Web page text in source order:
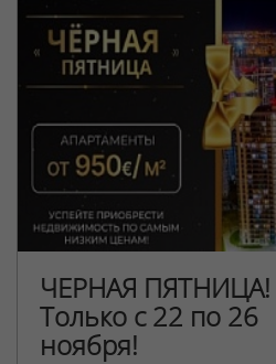
ЧЕРНАЯ ПЯТНИЦА!
Только с 22 по 26
ноября!